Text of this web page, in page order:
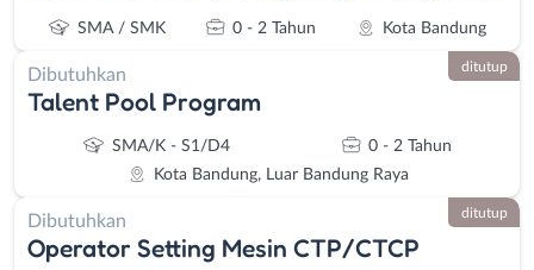
SMA / SMK 0 - 2 Tahun Kota Bandung
Dibutuhkan
Talent Pool Program
SMA/K - S1/D4
0 - 2 Tahun
Kota Bandung, Luar Bandung Raya
ditutup
Dibutuhkan
Operator Setting Mesin CTP/CTCP
ditutup